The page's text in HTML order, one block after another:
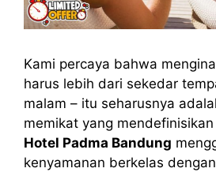
Kami percaya bahwa
harus lebih dari sekedar
malam – itu seharusnya
memikat yang
Hotel Padma Bandung
kenyamanan berkelas